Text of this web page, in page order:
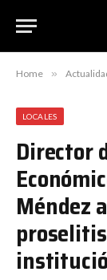
Home »
LOCALES
Director
Méndez